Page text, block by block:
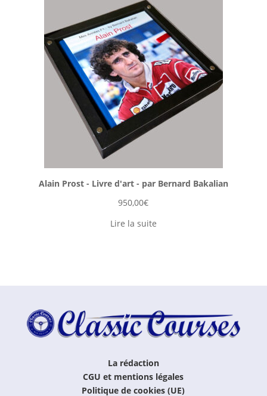
Alain Prost - Livre d'art - par Bernard Bakalian
950,00€
Lire la suite
La rédaction
CGU et mentions légales
Politique de cookies (UE)